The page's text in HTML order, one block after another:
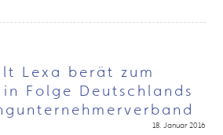
Lexa berät zum
Folge Deutschlands
18. Januar 2016